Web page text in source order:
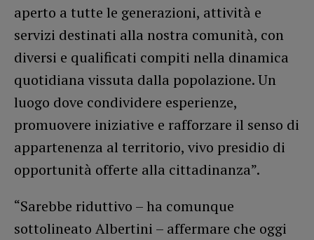
aperto a tutte le generazioni, attività e
servizi destinati alla nostra comunità, con
diversi e qualificati compiti nella dinamica
quotidiana vissuta dalla popolazione. Un
luogo dove condividere esperienze,
promuovere iniziative e rafforzare il senso di
appartenenza al territorio, vivo presidio di
opportunità offerte alla cittadinanza”.
“Sarebbe riduttivo – ha comunque
sottolineato Albertini – affermare che oggi